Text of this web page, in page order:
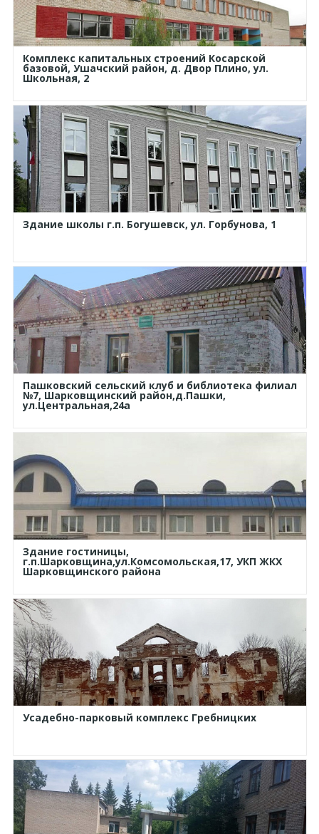
Комплекс капитальных строений Косарской
базовой, Ушачский район, д. Двор Плино, ул.
Школьная, 2
Здание школы г.п. Богушевск, ул. Горбунова, 1
Пашковский сельский клуб и библиотека филиал
№7, Шарковщинский район,д.Пашки,
ул.Центральная,24а
Здание гостиницы,
г.п.Шарковщина,ул.Комсомольская,17, УКП ЖКХ
Шарковщинского района
Усадебно-парковый комплекс Гребницких